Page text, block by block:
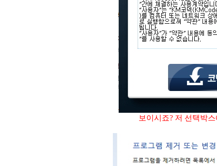
보이시죠? 저 선택박